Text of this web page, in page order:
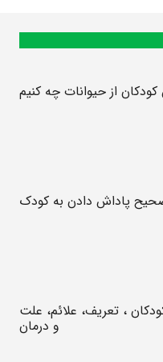
از حیوانات چه کنیم
پاداش دادن به کودک
، تعریف، علائم، علت
و درمان